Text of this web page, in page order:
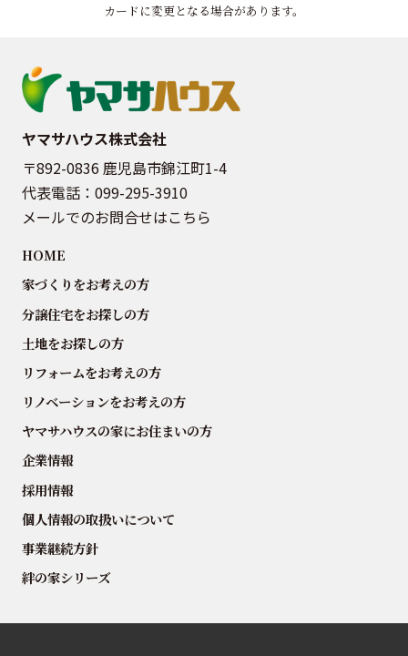
カードに変更となる場合があります。
ヤマサハウス株式会社
〒892-0836 鹿児島市錦江町1-4
代表電話： 099-295-3910
メールでのお問合せはこちら
HOME
家づくりをお考えの方
分譲住宅をお探しの方
土地をお探しの方
リフォームをお考えの方
リノベーションをお考えの方
ヤマサハウスの家にお住まいの方
企業情報
採用情報
個人情報の取扱いについて
事業継続方針
絆の家シリーズ